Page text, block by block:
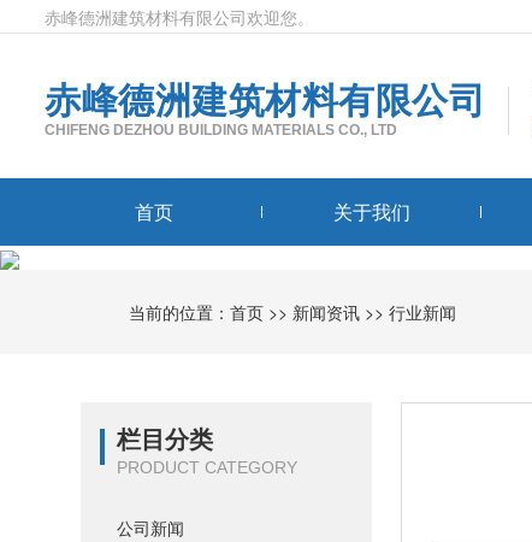
赤峰德洲建筑材料有限公司欢迎您。
赤峰德洲建筑材料有限公司
CHIFENG DEZHOU BUILDING MATERIALS CO., LTD
首页 关于我们
当前的位置：首页 >> 新闻资讯 >>行业新闻
栏目分类
PRODUCT CATEGORY
公司新闻